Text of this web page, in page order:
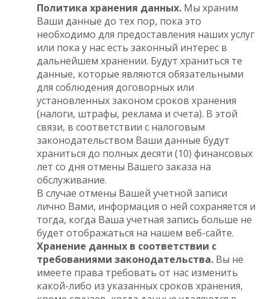
Политика хранения данных. Мы храним
Ваши данные до тех пор, пока это
необходимо для предоставления наших услуг
или пока у нас есть законный интерес в
дальнейшем хранении. Будут храниться те
данные, которые являются обязательными
для соблюдения договорных или
установленных законом сроков хранения
(налоги, штрафы, реклама и счета). В этой
связи, в соответствии с налоговым
законодательством Ваши данные будут
храниться до полных десяти (10) финансовых
лет со дня отмены Вашего заказа на
обслуживание.
В случае отмены Вашей учетной записи
лично Вами, информация о ней сохраняется и
тогда, когда Ваша учетная запись больше не
будет отображаться на нашем веб-сайте.
Хранение данных в соответствии с
требованиями законодательства. Вы не
имеете права требовать от нас изменить
какой-либо из указанных сроков хранения,